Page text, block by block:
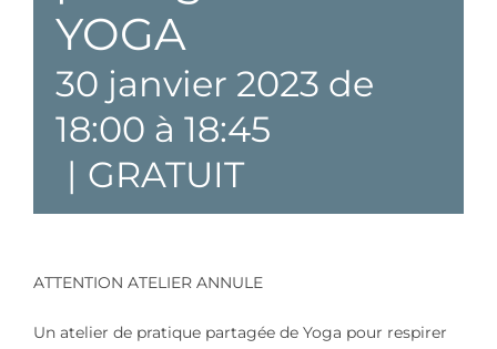
YOGA
30 janvier 2023 de
18:00 à 18:45
| GRATUIT
ATTENTION ATELIER ANNULE
Un atelier de pratique partagée de Yoga pour respirer